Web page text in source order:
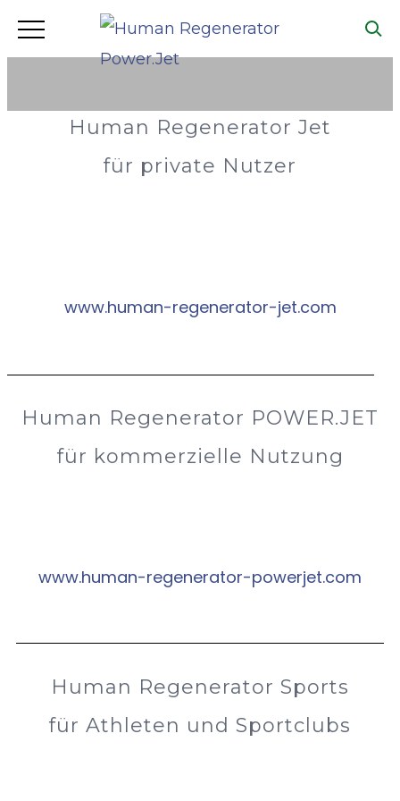
Human Regenerator Jet
für private Nutzer
www.human-regenerator-jet.com
Human Regenerator POWER.JET
für kommerzielle Nutzung
www.human-regenerator-powerjet.com
Human Regenerator Sports
für Athleten und Sportclubs